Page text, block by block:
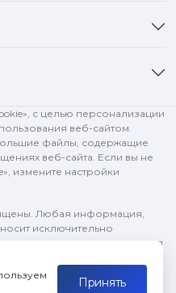
с целью персонализации
веб-сайтом.
файлы, содержащие
веб-сайта. Если вы не
измените настройки
Любая информация,
исключительно
каких условиях не является
положениями статьи 437 ГК
принадлежат их
в рамках цитирования.
Принять